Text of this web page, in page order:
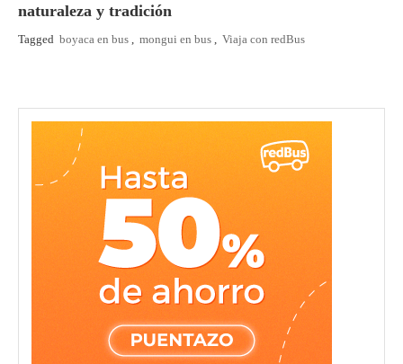
naturaleza y tradición
Tagged boyaca en bus mongui en bus Viaja con redBus